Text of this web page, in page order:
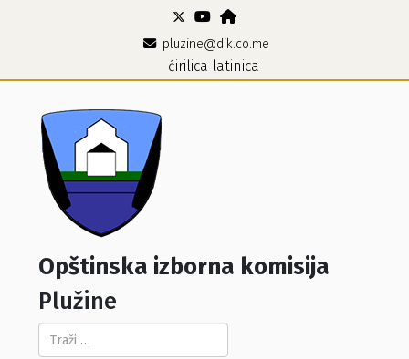
pluzine@dik.co.me
ćirilica latinica
Opštinska izborna komisija
Plužine
Pretraga...